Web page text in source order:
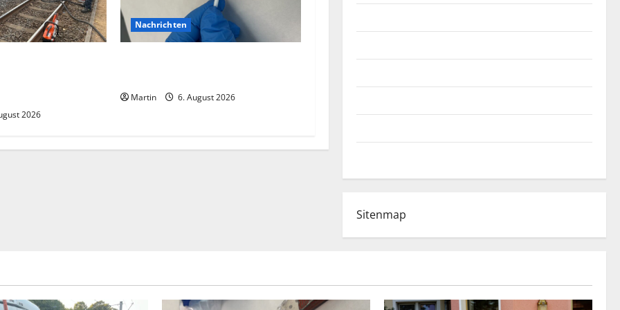
2026
Nachrichten
Martin 6. August 2026
Sitenmap